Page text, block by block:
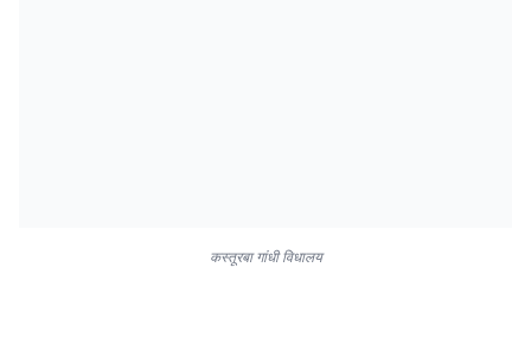
कस्तूरबा गांधी विधालय